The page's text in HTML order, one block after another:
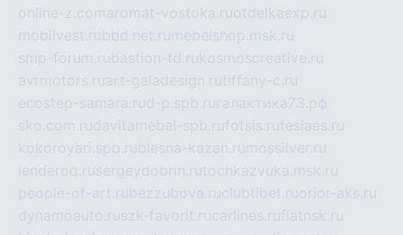
online-z.comaromat-vostoka.ruotdelkaexp.ru
mobilvest.rubbd.net.ru mebelshop.msk.ru
smp-forum.rubastion-td.rukosmoscreative.ru
avrmotors.ruart-galadesign.rutiffany-c.ru
ecostep-samara.rud-p.spb.ru галактика73.рф
sko.com.rudavitamebel-spb.rufotsis.rutesiaes.ru
kokoroyari.spb.rublesna-kazan.ru mossilver.ru
lenderoq.rusergeydobrin.rutochkazvuka.msk.ru
people-of-art.rubezzubova.ruclubtibet.ruorior-aks.ru
dynamoauto.ruszk-favorit.rucarlines.ruflatnsk.ru